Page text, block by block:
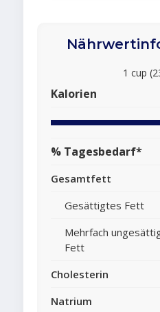
1 cup
Kalorien
% Tagesbedarf*
Gesamtfett
Gesättigtes Fett
Mehrfach
Fett
Cholesterin
Natrium